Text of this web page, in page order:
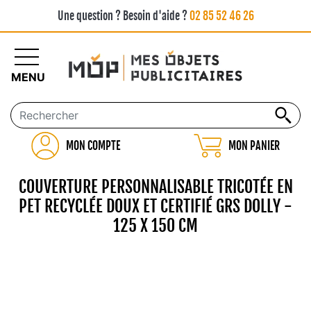
Une question ? Besoin d'aide ?02 85 52 46 26
MON COMPTE MON PANIER
MENU
COUVERTURE PERSONNALISABLE TRICOTÉE EN
PET RECYCLÉE DOUX ET CERTIFIÉ GRS DOLLY -
125 X 150 CM